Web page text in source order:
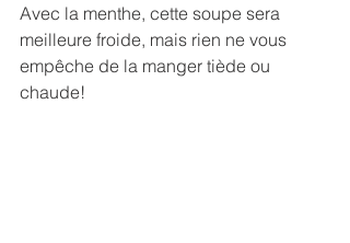
Avec la menthe, cette soupe sera
meilleure froide, mais rien ne vous
empêche de la manger tiède ou
chaude!